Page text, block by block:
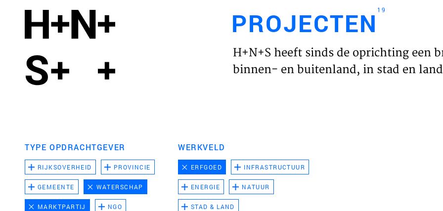
HOME
PROJECTEN 19
H+N+S heeft sinds de oprichting een
binnen- en buitenland, in stad en
TYPE OPDRACHTGEVER
RIJKSOVERHEID PROVINCIE
GEMEENTE WATERSCHAP
MARKTPARTIJ NGO
WERKVELD
ERFGOED INFRASTRUCTUUR
ENERGIE NATUUR
STAD & LAND